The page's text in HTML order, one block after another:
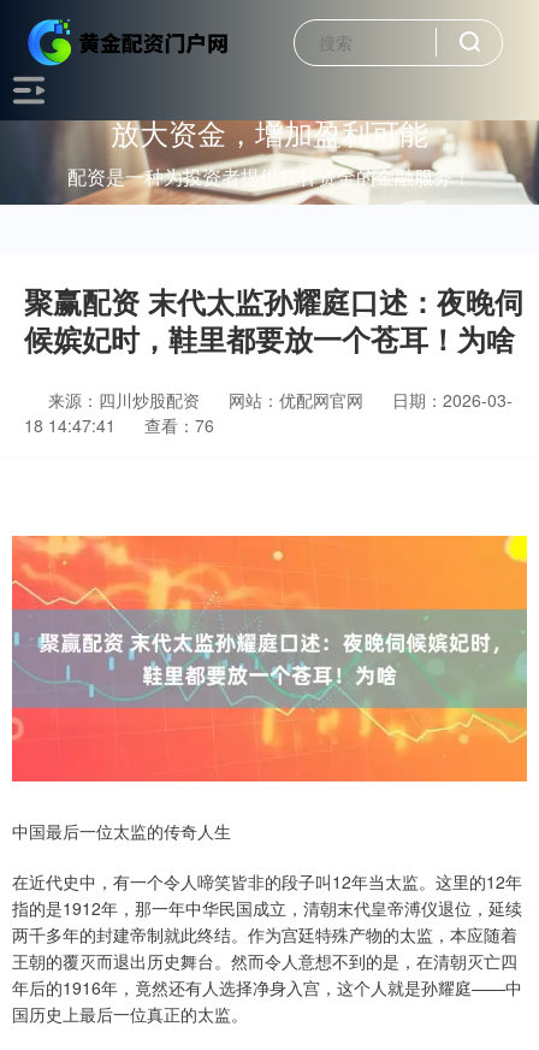
放大资金，增加盈利可能
配资是一种为投资者提供杠杆资金的金融服务！
聚赢配资 末代太监孙耀庭口述：夜晚伺
候嫔妃时，鞋里都要放一个苍耳！为啥
来源：四川炒股配资 网站：优配网官网
日期：2026-03-
18 14:47:41
查看：76
中国最后一位太监的传奇人生
在近代史中，有一个令人啼笑皆非的段子叫12年当太监。这里的12年
指的是1912年，那一年中华民国成立，清朝末代皇帝溥仪退位，延续
两千多年的封建帝制就此终结。作为宫廷特殊产物的太监，本应随着
王朝的覆灭而退出历史舞台。然而令人意想不到的是，在清朝灭亡四
年后的1916年，竟然还有人选择净身入宫，这个人就是孙耀庭——中
国历史上最后一位真正的太监。